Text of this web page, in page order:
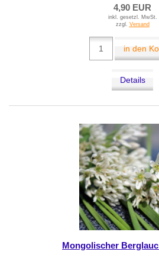
4,90 EUR
inkl. gesetzl. MwSt.
zzgl. Versand
in den
Details
Mongolischer